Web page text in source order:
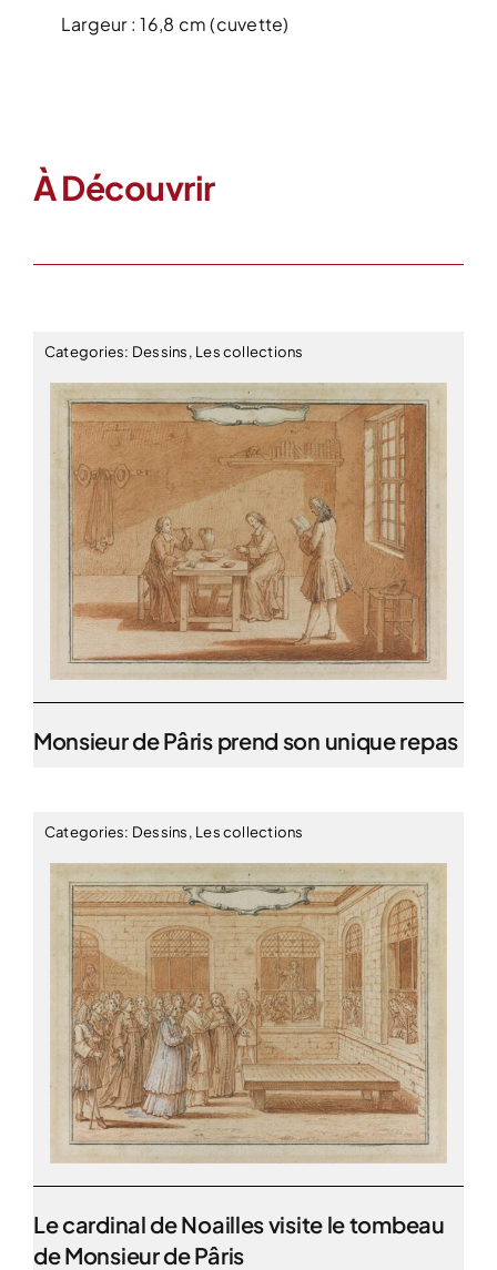
Largeur : 16,8 cm (cuvette)
À Découvrir
Categories: Dessins, Les collections
Monsieur de Pâris prend son unique repas
Categories: Dessins, Les collections
Le cardinal de Noailles visite le tombeau
de Monsieur de Pâris